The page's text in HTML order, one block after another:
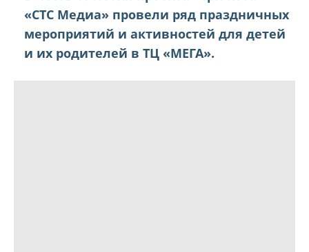
«СТС Медиа» провели ряд праздничных
мероприятий и активностей для детей
и их родителей в ТЦ «МЕГА».